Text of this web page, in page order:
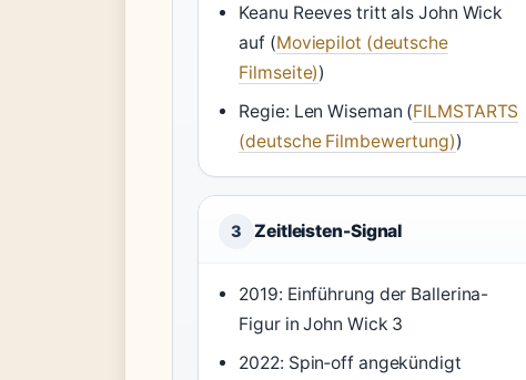
Keanu Reeves tritt als John Wick
auf (Moviepilot (deutsche
Filmseite))
Regie: Len Wiseman (FILMSTARTS
(deutsche Filmbewertung))
3 Zeitleisten-Signal
2019: Einführung der Ballerina-
Figur in John Wick 3
2022: Spin‑off angekündigt